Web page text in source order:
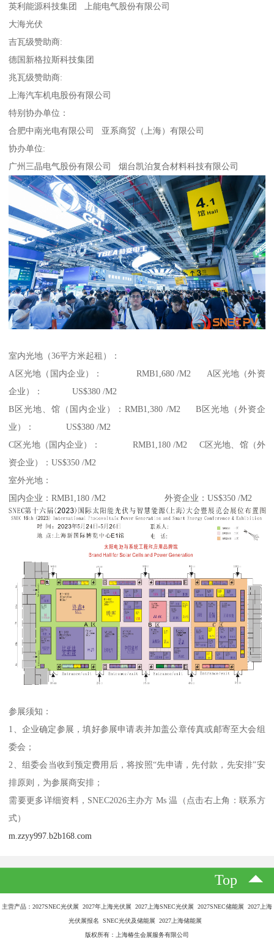
英利能源科技集团 上能电气股份有限公司
大海光伏
吉瓦级赞助商:
德国新格拉斯科技集团
兆瓦级赞助商:
上海汽车机电股份有限公司
特别协办单位：
合肥中南光电有限公司 亚系商贸（上海）有限公司
协办单位:
广州三晶电气股份有限公司 烟台凯泊复合材料科技有限公司
室内光地（36平方米起租）：
A区光地（国内企业）： RMB1,680 /M2 A区光地（外资
企业）： US$380 /M2
B区光地、馆（国内企业）：RMB1,380 /M2 B区光地（外资企
业）： US$380 /M2
C区光地（国内企业）： RMB1,180 /M2 C区光地、馆（外
资企业）：US$350 /M2
室外光地：
国内企业：RMB1,180 /M2 外资企业：US$350 /M2
参展须知：
1、企业确定参展，填好参展申请表并加盖公章传真或邮寄至大会组
委会；
2、组委会当收到预定费用后，将按照“先申请，先付款，先安排”安
排原则，为参展商安排；
需要更多详细资料，SNEC2026主办方 Ms 温（点击右上角：联系方
式）
m.zzyy997.b2b168.com
Top
主营产品：2027SNEC光伏展 2027年上海光伏展 2027上海SNEC光伏展 2027SNEC储能展 2027上海
光伏展报名 SNEC光伏及储能展 2027上海储能展
版权所有：上海椿生会展服务有限公司